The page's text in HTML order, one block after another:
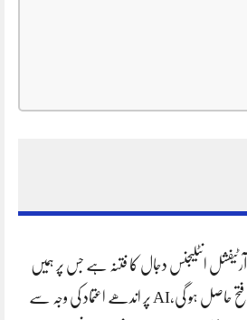
آرٹیفشل انٹلیجنس دجال کا فتنہ ہے جس پر ہمیں
فتح حاصل ہو گی،AI پر اندھے اعتماد کی وجہ سے